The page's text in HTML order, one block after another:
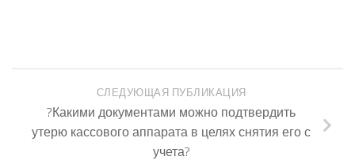
СЛЕДУЮЩАЯ ПУБЛИКАЦИЯ
?Какими документами можно подтвердить
утерю кассового аппарата в целях снятия его с
учета?